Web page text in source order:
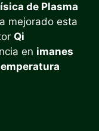
de Plasma
mejorado esta
Qi
en imanes